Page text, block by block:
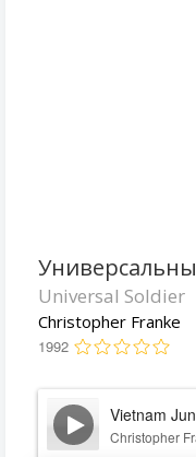
Universal Soldier
Christopher Franke
1992
Vietnam
Christopher